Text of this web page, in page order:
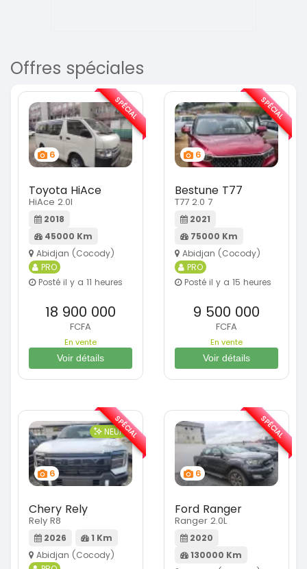
Offres spéciales
6
Toyota HiAce
HiAce 2.0l
2018
45000 Km
Abidjan (Cocody)
PRO
Posté il y a 11 heures
18 900 000
FCFA
En vente
Voir détails
SPÉCIAL
6
Bestune T77
T77 2.0 7
2021
75000 Km
Abidjan (Cocody)
PRO
Posté il y a 15 heures
9 500 000
FCFA
En vente
Voir détails
SPÉCIAL
6
NEUF
Chery Rely
Rely R8
2026
1 Km
Abidjan (Cocody)
SPÉCIAL
6
Ford Ranger
Ranger 2.0L
2020
130000 Km
SPÉCIAL